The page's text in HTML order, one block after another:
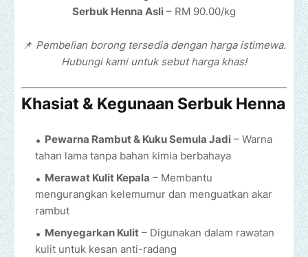
Serbuk Henna Asli – RM 90.00/kg
📌 Pembelian borong tersedia dengan harga istimewa.
Hubungi kami untuk sebut harga khas!
Khasiat & Kegunaan Serbuk Henna
Pewarna Rambut & Kuku Semula Jadi – Warna
tahan lama tanpa bahan kimia berbahaya
Merawat Kulit Kepala – Membantu
mengurangkan kelemumur dan menguatkan akar
rambut
Menyegarkan Kulit – Digunakan dalam rawatan
kulit untuk kesan anti-radang